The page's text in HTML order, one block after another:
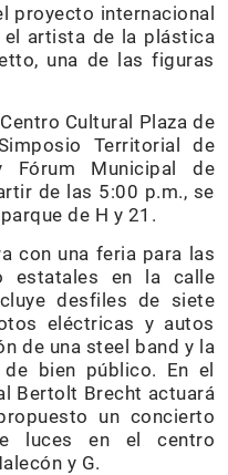
proyecto internacional
artista de la plástica
una de las figuras
Cultural Plaza de
Territorial de
Fórum Municipal de
de las 5:00 p.m., se
de H y 21.
con una feria para las
estatales en la calle
desfiles de siete
eléctricas y autos
de una steel band y la
de bien público. En el
Bertolt Brecht actuará
un concierto
luces en el centro
y G.